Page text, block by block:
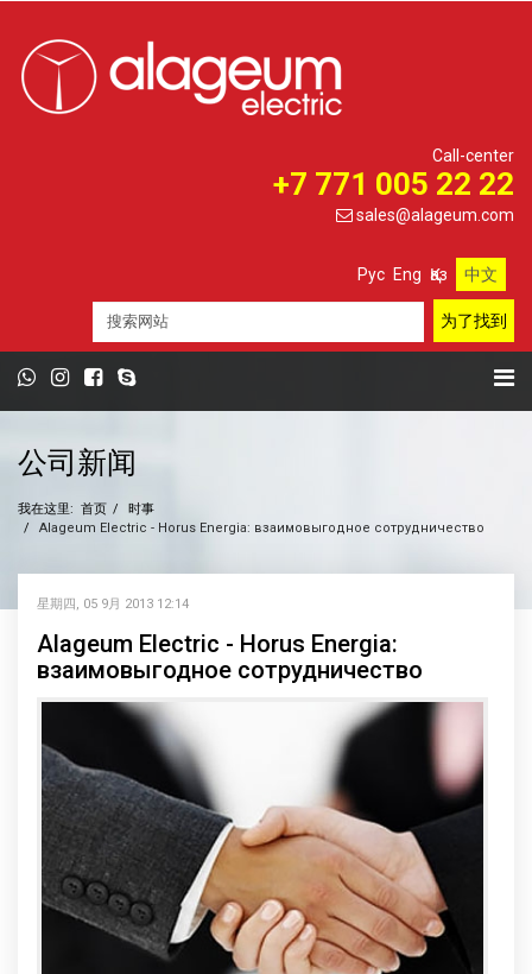
Call-center
+7 771 005 22 22
sales@alageum.com
Рус Eng Қаз 中文
公司新闻
我在这里: 首页
时事
Alageum Electric - Horus Energia: взаимовыгодное сотрудничество
星期四, 05 9月 2013 12:14
Alageum Electric - Horus Energia:
взаимовыгодное сотрудничество